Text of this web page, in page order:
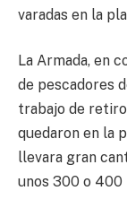
varadas en la
La Armada, en
de pescadores
trabajo de retiro
quedaron en la
llevara gran
unos 300 o